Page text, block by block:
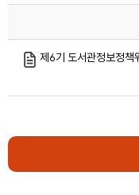
제6기 도서관정보정